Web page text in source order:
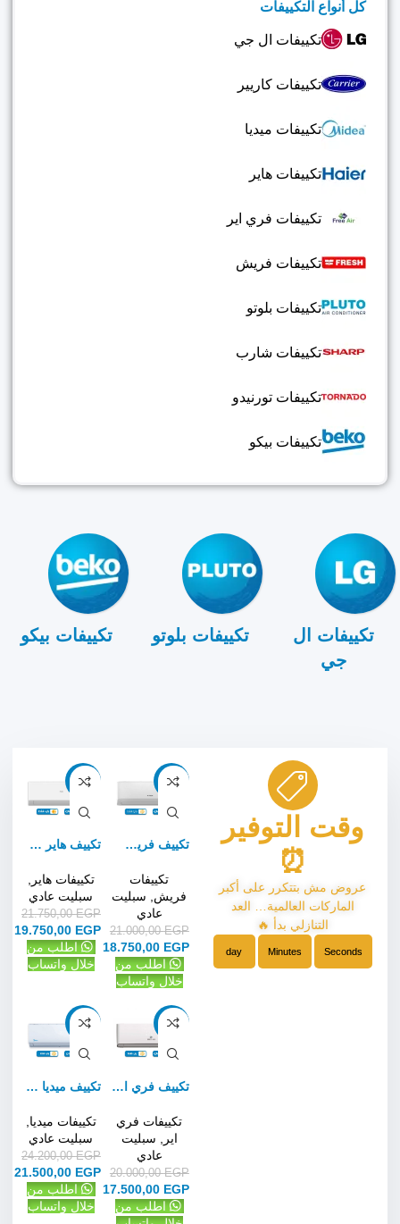
كل أنواع التكييفات
تكييفات ال جي
تكييفات كاريير
تكييفات ميديا
تكييفات هاير
تكييفات فري اير
تكييفات فريش
تكييفات بلوتو
تكييفات شارب
تكييفات تورنيدو
تكييفات بيكو
تكييفات ال
جي
تكييفات بلوتو تكييفات بيكو
وقت التوفير
⏰
عروض مش بتتكرر على أكبر
الماركات العالمية… العد
التنازلي بدأ 🔥
day Minutes Seconds
-11%
تكييف فريش تربو 1.5 حصان بارد فقط – سبليت
تكييفات
فريش
سبليت
عادي
21.000,00EGP
18.750,00 EGP
اطلب من
خلال واتساب
-9%
تكييف هاير سمارت كول 1.5 حصان بارد فقط – سبليت
تكييفات هاير
سبليت عادي
21.750,00EGP
19.750,00 EGP
اطلب من
خلال واتساب
-13%
تكييف فري اير نيو ريلاكس 1.5 حصان بارد فقط – سبليت
تكييفات فري
اير
سبليت
عادي
20.000,00EGP
17.500,00 EGP
اطلب من
-11%
تكييف ميديا ميشن برو 1.5 حصان بارد فقط – سبليت
تكييفات ميديا
سبليت عادي
24.200,00EGP
21.500,00 EGP
اطلب من
خلال واتساب